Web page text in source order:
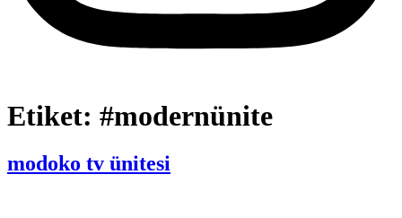
Etiket: #modernünite
modoko tv ünitesi